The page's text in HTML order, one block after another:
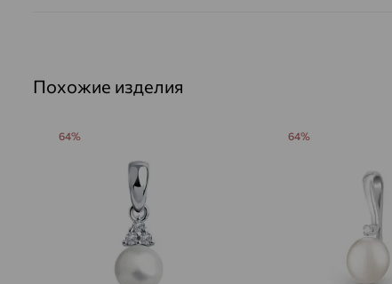
Похожие изделия
64% 64%